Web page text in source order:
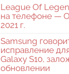
League Of
на телефоне —
2021 г.
Samsung
исправление
Galaxy S10,
обновлении